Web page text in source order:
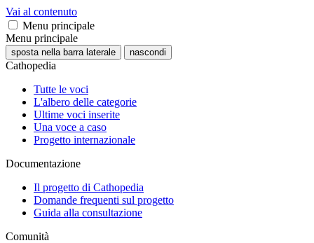
Vai al contenuto
Menu principale
Menu principale
sposta nella barra laterale nascondi
Cathopedia
Tutte le voci
L'albero delle categorie
Ultime voci inserite
Una voce a caso
Progetto internazionale
Documentazione
Il progetto di Cathopedia
Domande frequenti sul progetto
Guida alla consultazione
Comunità